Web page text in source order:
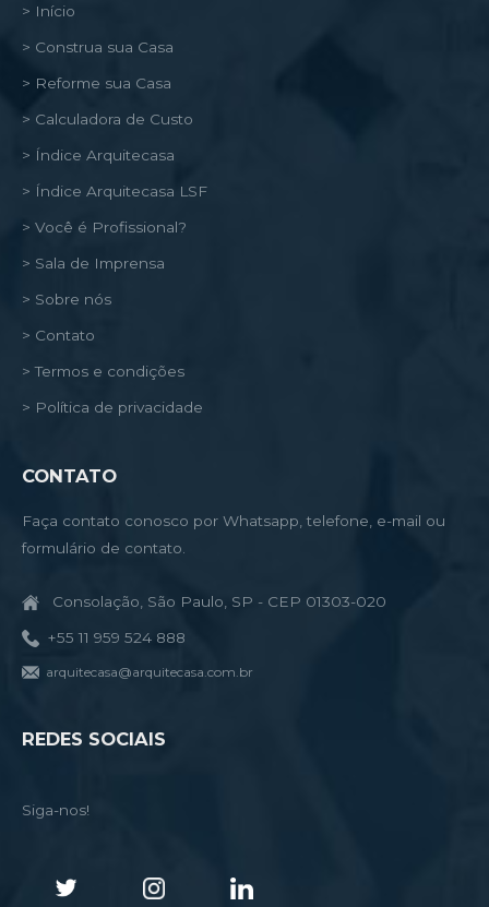
> Início
> Construa sua Casa
> Reforme sua Casa
> Calculadora de Custo
> Índice Arquitecasa
> Índice Arquitecasa LSF
> Você é Profissional?
> Sala de Imprensa
> Sobre nós
> Contato
> Termos e condições
> Política de privacidade
CONTATO
Faça contato conosco por Whatsapp, telefone, e-mail ou
formulário de contato.
Consolação, São Paulo, SP - CEP 01303-020
+55 11 959 524 888
arquitecasa@arquitecasa.com.br
REDES SOCIAIS
Siga-nos!